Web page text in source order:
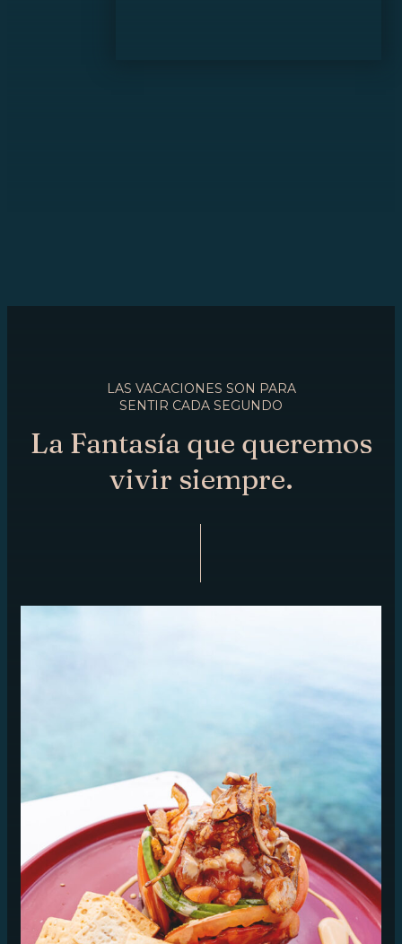
LAS VACACIONES SON PARA
SENTIR CADA SEGUNDO
La Fantasía que queremos
vivir siempre.